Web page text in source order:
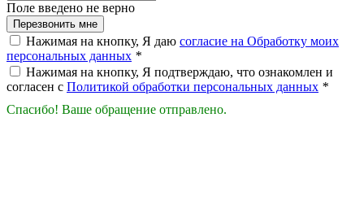
Поле введено не верно
Перезвонить мне
Нажимая на кнопку, Я даю согласие на Обработку моих
персональных данных *
Нажимая на кнопку, Я подтверждаю, что ознакомлен и
согласен с Политикой обработки персональных данных *
Спасибо! Ваше обращение отправлено.